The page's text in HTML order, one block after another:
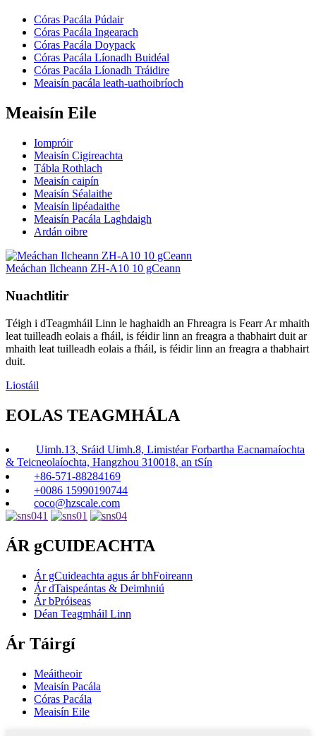
Córas Pacála Púdair
Córas Pacála Ingearach
Córas Pacála Doypack
Córas Pacála Líonadh Buidéal
Córas Pacála Líonadh Tráidire
Meaisín pacála leath-uathoibríoch
Meaisín Eile
Iompróir
Meaisín Cigireachta
Tábla Rothlach
Meaisín caipín
Meaisín Séalaithe
Meaisín lipéadaithe
Meaisín Pacála Laghdaigh
Ardán oibre
Meáchan Ilcheann ZH-A10 10 gCeann
Nuachtlitir
Téigh i dTeagmháil Linn le haghaidh an Fhreagra is Fearr Ar mhaith
leat tuilleadh eolais a fháil, is féidir linn an freagra a thabhairt duit ar
mhaith leat tuilleadh eolais a fháil, is féidir linn an freagra a thabhairt
duit.
Liostáil
EOLAS TEAGMHÁLA
Uimh.13, Sráid Uimh.8, Limistéar Forbartha Eacnamaíochta
& Teicneolaíochta, Hangzhou 310018, an tSín
+86-571-88284169
+0086 15990190744
coco@hzscale.com
ÁR gCUIDEACHTA
Ár gCuideachta agus ár bhFoireann
Ár dTaispeántas & Deimhniú
Ár bPróiseas
Déan Teagmháil Linn
Ár Táirgí
Meáitheoir
Meaisín Pacála
Córas Pacála
Meaisín Eile